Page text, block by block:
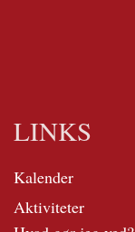
LINKS
Kalender
Aktiviteter